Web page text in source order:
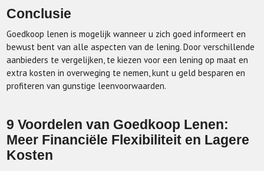
Conclusie
Goedkoop lenen is mogelijk wanneer u zich goed informeert en
bewust bent van alle aspecten van de lening. Door verschillende
aanbieders te vergelijken, te kiezen voor een lening op maat en
extra kosten in overweging te nemen, kunt u geld besparen en
profiteren van gunstige leenvoorwaarden.
9 Voordelen van Goedkoop Lenen:
Meer Financiële Flexibiliteit en Lagere
Kosten